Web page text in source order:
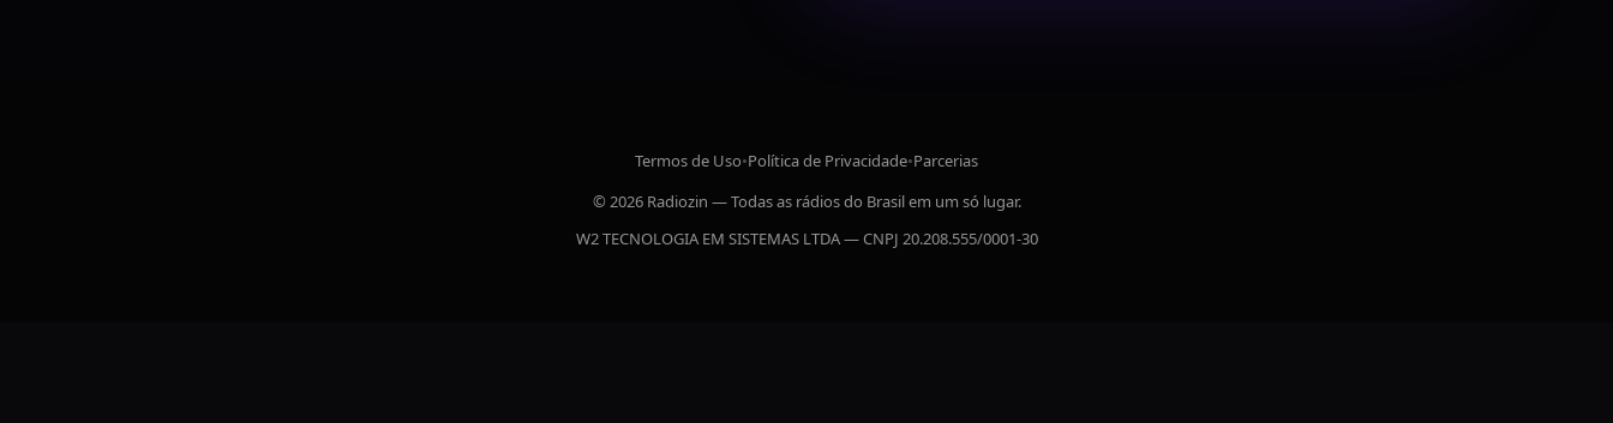
Termos de Uso•Política de Privacidade•Parcerias
© 2026 Radiozin — Todas as rádios do Brasil em um só lugar.
W2 TECNOLOGIA EM SISTEMAS LTDA — CNPJ 20.208.555/0001-30